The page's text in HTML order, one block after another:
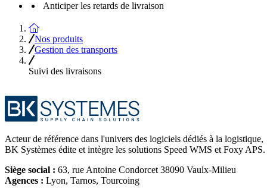
Anticiper les retards de livraison
Accueil
Nos produits
Gestion des transports
Suivi des livraisons
Acteur de référence dans l'univers des logiciels dédiés à la logistique,
BK Systèmes édite et intègre les solutions Speed WMS et Foxy APS.
Siège social : 63, rue Antoine Condorcet 38090 Vaulx-Milieu
Agences : Lyon, Tarnos, Tourcoing